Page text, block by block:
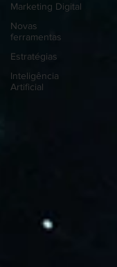
Marketing Digital
Novas
ferramentas
Estratégias
Inteligência
Artificial